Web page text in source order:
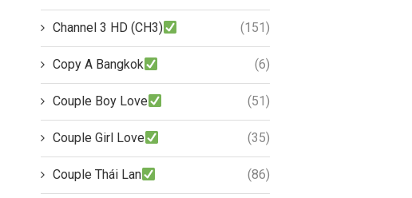
Channel 3 HD (CH3) (151)
Copy A Bangkok (6)
Couple Boy Love (51)
Couple Girl Love (35)
Couple Thái Lan (86)